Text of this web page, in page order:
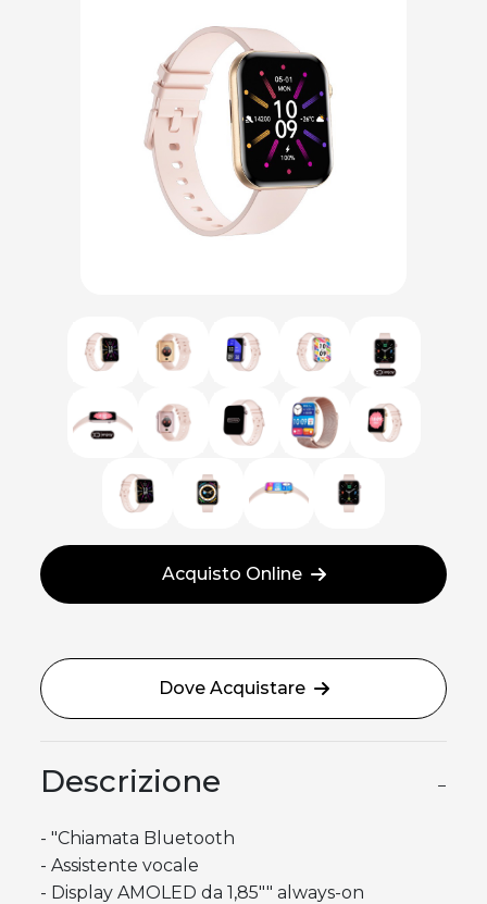
Acquisto Online
Dove Acquistare
Descrizione −
- "Chiamata Bluetooth
- Assistente vocale
- Display AMOLED da 1,85"" always-on